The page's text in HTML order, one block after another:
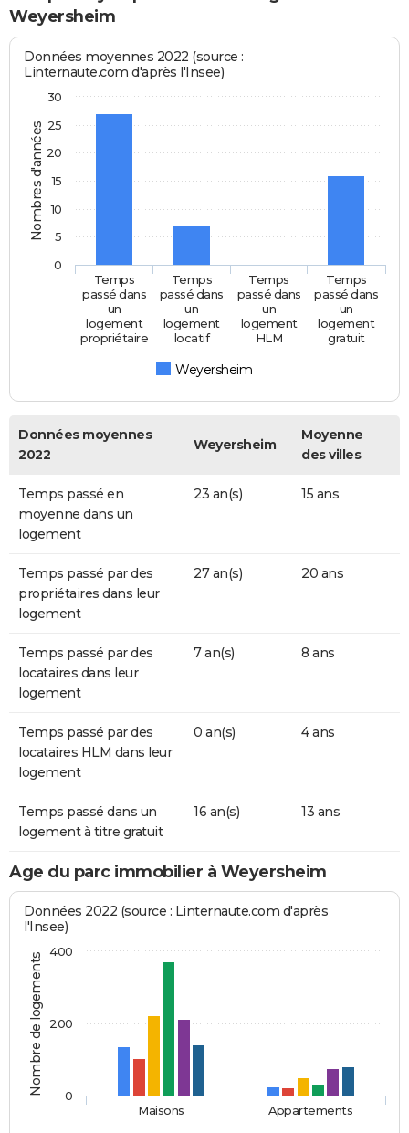
Weyersheim
Nombres d'années
Données moyennes 2022 (source :
Linternaute.com d'après l'Insee)
Weyersheim
Temps
passé dans
un
logement
propriétaire
Temps
passé dans
un
logement
locatif
Temps
passé dans
un
logement
HLM
Temps
passé dans
un
logement
gratuit
0
5
10
15
20
25
30
Données moyennes
2022
Weyersheim
Moyenne
des villes
Temps passé en
moyenne dans un
logement
23 an(s) 15 ans
Temps passé par des
propriétaires dans leur
logement
27 an(s) 20 ans
Temps passé par des
locataires dans leur
logement
7 an(s) 8 ans
Temps passé par des
locataires HLM dans leur
logement
0 an(s) 4 ans
Temps passé dans un
logement à titre gratuit
16 an(s) 13 ans
Age du parc immobilier à Weyersheim
Nombre de logements
Données 2022 (source : Linternaute.com d'après
l'Insee)
Maisons Appartements
0
200
400